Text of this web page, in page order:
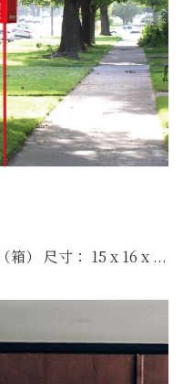
箱） 尺寸： 15 x 16 x ...